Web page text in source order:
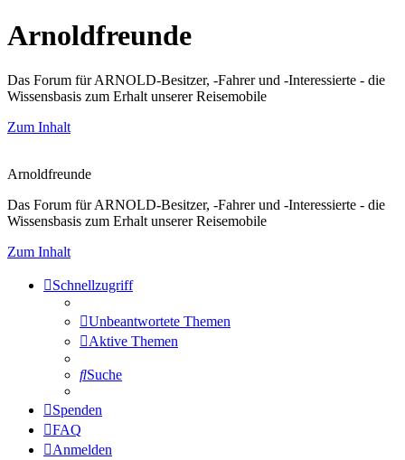
Arnoldfreunde
Das Forum für ARNOLD-Besitzer, -Fahrer und -Interessierte - die
Wissensbasis zum Erhalt unserer Reisemobile
Zum Inhalt
Arnoldfreunde
Das Forum für ARNOLD-Besitzer, -Fahrer und -Interessierte - die
Wissensbasis zum Erhalt unserer Reisemobile
Zum Inhalt
Schnellzugriff
Unbeantwortete Themen
Aktive Themen
Suche
Spenden
FAQ
Anmelden